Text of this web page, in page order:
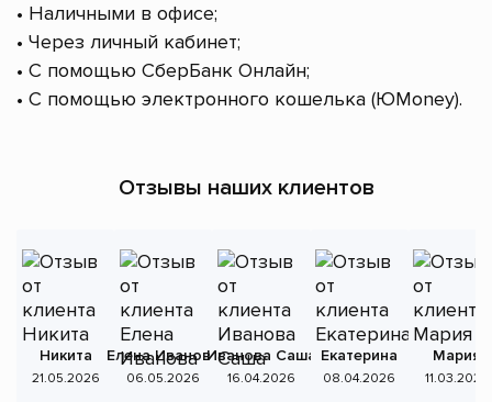
• Наличными в офисе;
• Через личный кабинет;
• С помощью СберБанк Онлайн;
• С помощью электронного кошелька (ЮMoney).
Отзывы наших клиентов
Никита
21.05.2026
Елена Иванова
06.05.2026
Иванова Саша
16.04.2026
Екатерина
08.04.2026
Мария
11.03.2026